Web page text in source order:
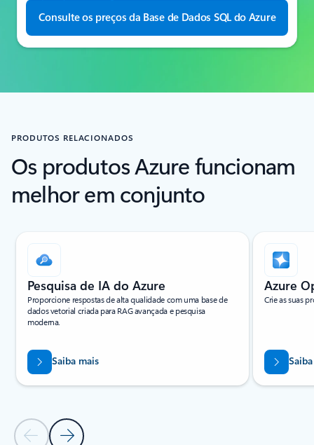
Consulte os preços da Base de Dados SQL do Azure
PRODUTOS RELACIONADOS
Os produtos Azure funcionam
melhor em conjunto
A apresentar o diapositivo 1 de 4
Diapositivo Anterior
Diapositivo Seguinte
Pesquisa de IA do Azure
Proporcione respostas de alta qualidade com uma base de
dados vetorial criada para RAG avançada e pesquisa
moderna.
Saiba mais
Azure
Crie as suas